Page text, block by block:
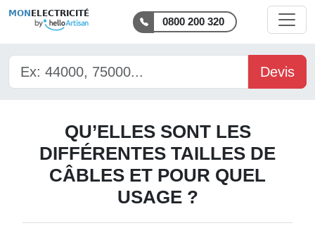
MON ELECTRICITÉ
0800 200 320
Devis
QU’ELLES SONT LES
DIFFÉRENTES TAILLES DE
CÂBLES ET POUR QUEL
USAGE ?